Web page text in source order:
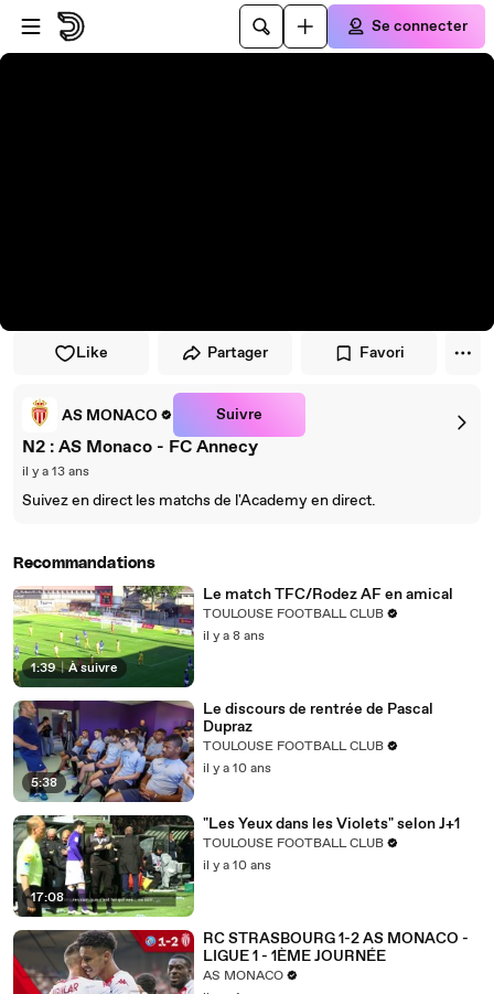
Passer au player
Passer au contenu principal
Se connecter
Like Partager Favori
AS MONACO Suivre
N2 : AS Monaco - FC Annecy
il y a 13 ans
Suivez en direct les matchs de l'Academy en direct.
Recommandations
1:39 | À suivre
Le match TFC/Rodez AF en amical
TOULOUSE FOOTBALL CLUB
il y a 8 ans
5:38
Le discours de rentrée de Pascal
Dupraz
TOULOUSE FOOTBALL CLUB
il y a 10 ans
17:08
"Les Yeux dans les Violets" selon J+1
TOULOUSE FOOTBALL CLUB
il y a 10 ans
RC STRASBOURG 1-2 AS MONACO -
LIGUE 1 - 1ÈME JOURNÉE
AS MONACO